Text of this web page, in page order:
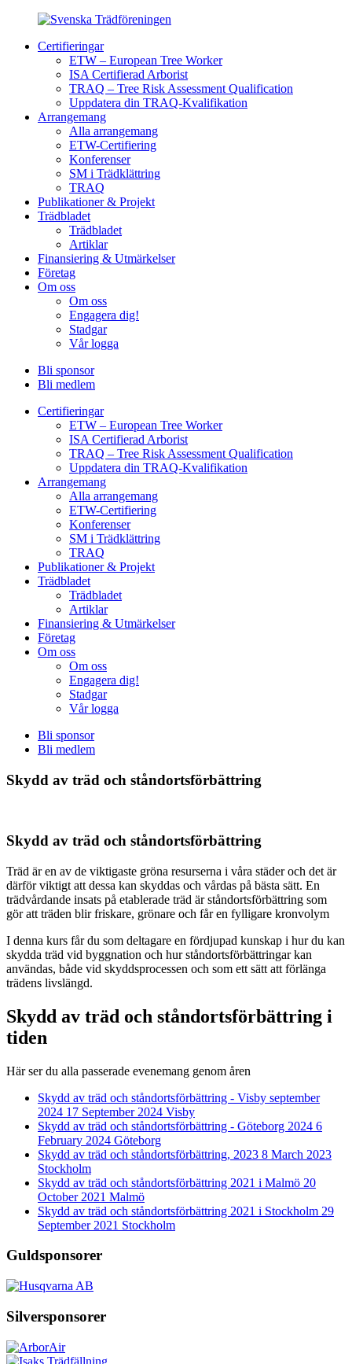
Certifieringar
ETW – European Tree Worker
ISA Certifierad Arborist
TRAQ – Tree Risk Assessment Qualification
Uppdatera din TRAQ-Kvalifikation
Arrangemang
Alla arrangemang
ETW-Certifiering
Konferenser
SM i Trädklättring
TRAQ
Publikationer & Projekt
Trädbladet
Trädbladet
Artiklar
Finansiering & Utmärkelser
Företag
Om oss
Om oss
Engagera dig!
Stadgar
Vår logga
Bli sponsor
Bli medlem
Certifieringar
ETW – European Tree Worker
ISA Certifierad Arborist
TRAQ – Tree Risk Assessment Qualification
Uppdatera din TRAQ-Kvalifikation
Arrangemang
Alla arrangemang
ETW-Certifiering
Konferenser
SM i Trädklättring
TRAQ
Publikationer & Projekt
Trädbladet
Trädbladet
Artiklar
Finansiering & Utmärkelser
Företag
Om oss
Om oss
Engagera dig!
Stadgar
Vår logga
Bli sponsor
Bli medlem
Skydd av träd och ståndortsförbättring
Skydd av träd och ståndortsförbättring
Träd är en av de viktigaste gröna resurserna i våra städer och det är
därför viktigt att dessa kan skyddas och vårdas på bästa sätt. En
trädvårdande insats på etablerade träd är ståndortsförbättring som
gör att träden blir friskare, grönare och får en fylligare kronvolym
I denna kurs får du som deltagare en fördjupad kunskap i hur du kan
skydda träd vid byggnation och hur ståndortsförbättringar kan
användas, både vid skyddsprocessen och som ett sätt att förlänga
trädens livslängd.
Skydd av träd och ståndortsförbättring i
tiden
Här ser du alla passerade evenemang genom åren
Skydd av träd och ståndortsförbättring - Visby september
2024 17 September 2024 Visby
Skydd av träd och ståndortsförbättring - Göteborg 2024 6
February 2024 Göteborg
Skydd av träd och ståndortsförbättring, 2023 8 March 2023
Stockholm
Skydd av träd och ståndortsförbättring 2021 i Malmö 20
October 2021 Malmö
Skydd av träd och ståndortsförbättring 2021 i Stockholm 29
September 2021 Stockholm
Guldsponsorer
Silversponsorer